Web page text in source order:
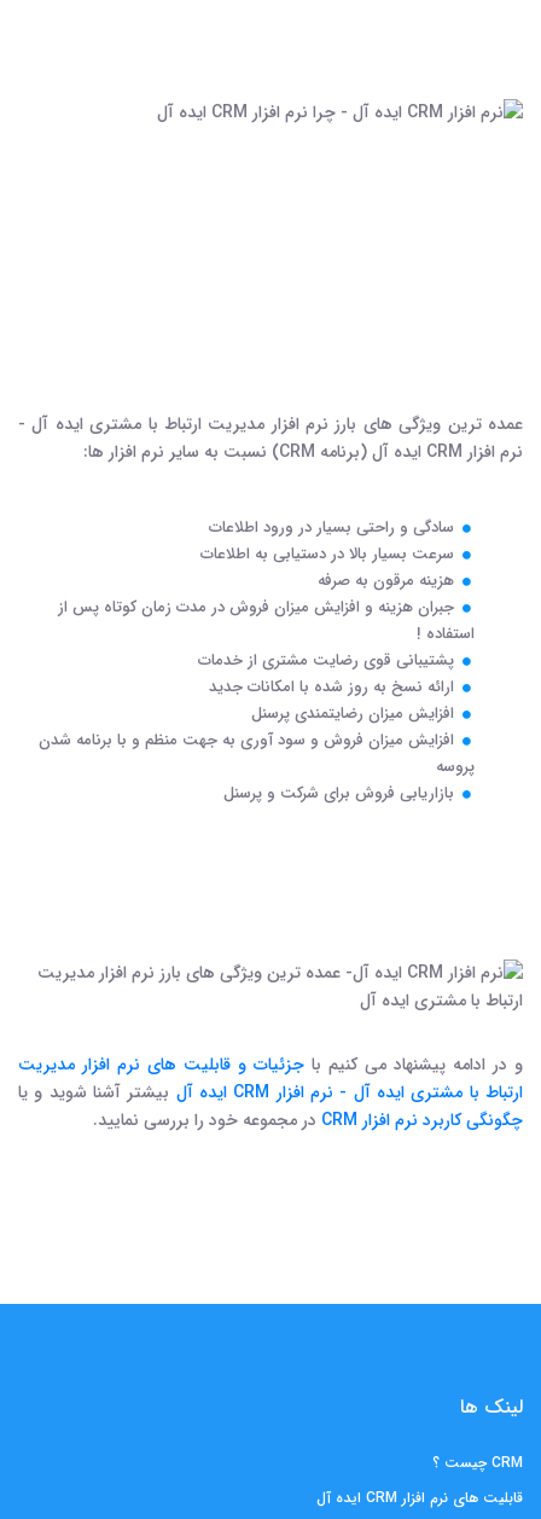
عمده ترین ویژگی های بارز نرم افزار مدیریت ارتباط با مشتری ایده آل -
نرم افزار CRM ایده آل (برنامه CRM) نسبت به سایر نرم افزار ها:
سادگی و راحتی بسیار در ورود اطلاعات
سرعت بسیار بالا در دستیابی به اطلاعات
هزینه مرقون به صرفه
جبران هزینه و افزایش میزان فروش در مدت زمان کوتاه پس از
استفاده !
پشتیبانی قوی رضایت مشتری از خدمات
ارائه نسخ به روز شده با امکانات جدید
افزایش میزان رضایتمندی پرسنل
افزایش میزان فروش و سود آوری به جهت منظم و با برنامه شدن
پروسه
بازاریابی فروش برای شرکت و پرسنل
و در ادامه پیشنهاد می کنیم با جزئیات و قابلیت های نرم افزار مدیریت
ارتباط با مشتری ایده آل - نرم افزار CRM ایده آل
بیشتر آشنا شوید و یا
چگونگی کاربرد نرم افزار CRM
در مجموعه خود را بررسی نمایید.
لینک ها
CRM چیست ؟
قابلیت های نرم افزار CRM ایده آل